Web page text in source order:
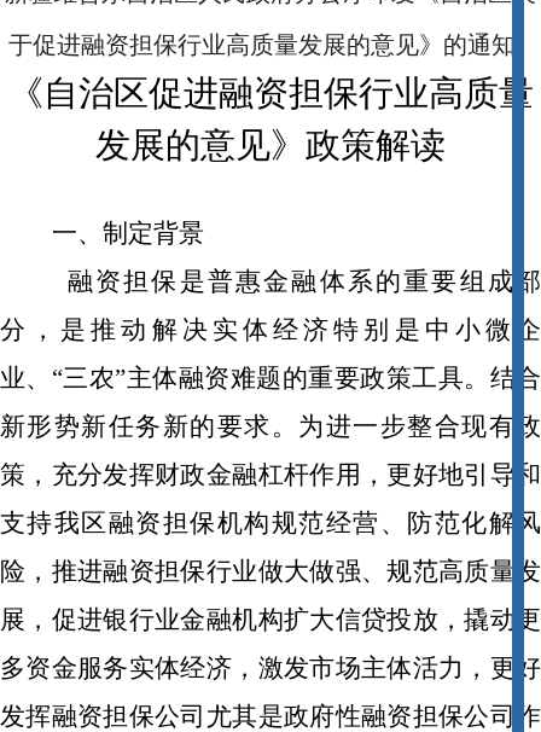
于促进融资担保行业高质量发展的意见》的通知
《自治区促进融资担保行业高质量
发展的意见》政策解读
一、制定背景
融资担保是普惠金融体系的重要组成部
分，是推动解决实体经济特别是中小微企
业、“三农”主体融资难题的重要政策工具。结合
新形势新任务新的要求。为进一步整合现有政
策，充分发挥财政金融杠杆作用，更好地引导和
支持我区融资担保机构规范经营、防范化解风
险，推进融资担保行业做大做强、规范高质量发
展，促进银行业金融机构扩大信贷投放，撬动更
多资金服务实体经济，激发市场主体活力，更好
发挥融资担保公司尤其是政府性融资担保公司作